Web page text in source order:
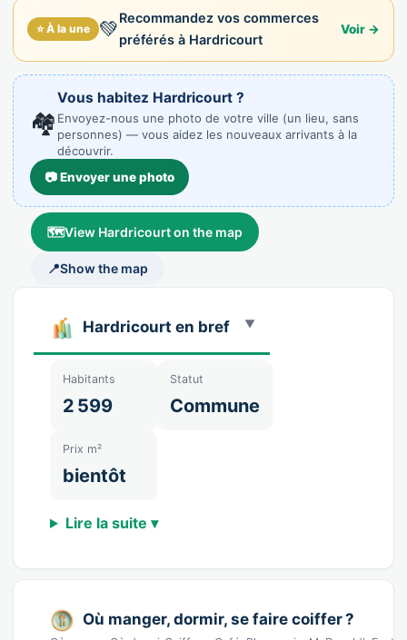
⭐ À la une 💚Recommandez vos commerces
préférés à Hardricourt
Voir →
🏘️
Vous habitez Hardricourt ?
Envoyez-nous une photo de votre ville (un lieu, sans
personnes) — vous aidez les nouveaux arrivants à la
découvrir.
📷 Envoyer une photo
🗺️View Hardricourt on the map
📍Show the map
Hardricourt en bref
Habitants
2 599
Statut
Commune
Prix m²
bientôt
Lire la suite ▾
Où manger, dormir, se faire coiffer ?